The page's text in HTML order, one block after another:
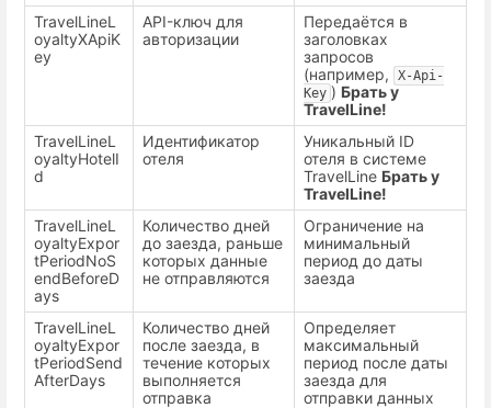
TravelLineL
oyaltyXApiK
ey
API-ключ для
авторизации
Передаётся в
заголовках
запросов
(например,
X-Api-
Key ) Брать у
TravelLine!
TravelLineL
oyaltyHotelI
d
Идентификатор
отеля
Уникальный ID
отеля в системе
TravelLine Брать у
TravelLine!
TravelLineL
oyaltyExpor
tPeriodNoS
endBeforeD
ays
Количество дней
до заезда, раньше
которых данные
не отправляются
Ограничение на
минимальный
период до даты
заезда
TravelLineL
oyaltyExpor
tPeriodSend
AfterDays
Количество дней
после заезда, в
течение которых
выполняется
отправка
Определяет
максимальный
период после даты
заезда для
отправки данных